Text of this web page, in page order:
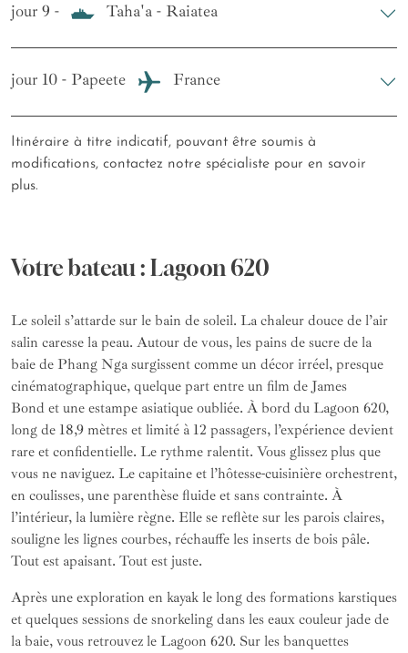
jour 9 - Taha'a - Raiatea
jour 10 - Papeete France
Itinéraire à titre indicatif, pouvant être soumis à
modifications, contactez notre spécialiste pour en savoir
plus.
Votre bateau : Lagoon 620
Le soleil s’attarde sur le bain de soleil. La chaleur douce de l’air
salin caresse la peau. Autour de vous, les pains de sucre de la
baie de Phang Nga surgissent comme un décor irréel, presque
cinématographique, quelque part entre un film de James
Bond et une estampe asiatique oubliée. À bord du Lagoon 620,
long de 18,9 mètres et limité à 12 passagers, l’expérience devient
rare et confidentielle. Le rythme ralentit. Vous glissez plus que
vous ne naviguez. Le capitaine et l’hôtesse-cuisinière orchestrent,
en coulisses, une parenthèse fluide et sans contrainte. À
l’intérieur, la lumière règne. Elle se reflète sur les parois claires,
souligne les lignes courbes, réchauffe les inserts de bois pâle.
Tout est apaisant. Tout est juste.
Après une exploration en kayak le long des formations karstiques
et quelques sessions de snorkeling dans les eaux couleur jade de
la baie, vous retrouvez le Lagoon 620. Sur les banquettes